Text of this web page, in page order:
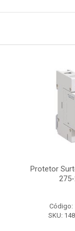
Protetor
Código:
SKU: